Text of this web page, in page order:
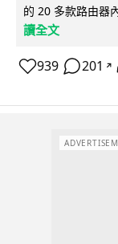
的 20 多款路由器
讀全文
939 201 ↗